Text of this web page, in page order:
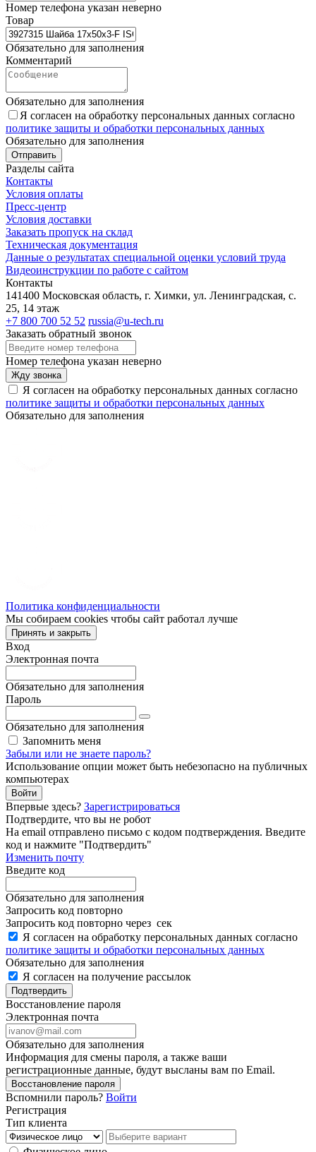
Номер телефона указан неверно
Товар
Обязательно для заполнения
Комментарий
Обязательно для заполнения
Я согласен на обработку персональных данных согласно
политике защиты и обработки персональных данных
Обязательно для заполнения
Отправить
Разделы сайта
Контакты
Условия оплаты
Пресс-центр
Условия доставки
Заказать пропуск на склад
Техническая документация
Данные о результатах специальной оценки условий труда
Видеоинструкции по работе с сайтом
Контакты
141400 Московская область, г. Химки, ул. Ленинградская, с.
25, 14 этаж
+7 800 700 52 52 russia@u-tech.ru
Заказать обратный звонок
Номер телефона указан неверно
Жду звонка
Я согласен на обработку персональных данных согласно
политике защиты и обработки персональных данных
Обязательно для заполнения
Политика конфиденциальности
Мы собираем cookies чтобы сайт работал лучше
Принять и закрыть
Вход
Электронная почта
Обязательно для заполнения
Пароль
Обязательно для заполнения
Запомнить меня
Забыли или не знаете пароль?
Использование опции может быть небезопасно на публичных
компьютерах
Войти
Впервые здесь? Зарегистрироваться
Подтвердите, что вы не робот
Ha email отправлено письмо с кодом подтверждения. Введите
код и нажмите "Подтвердить"
Изменить почту
Введите код
Обязательно для заполнения
Запросить код повторно
Запросить код повторно через сек
Я согласен на обработку персональных данных согласно
политике защиты и обработки персональных данных
Обязательно для заполнения
Я согласен на получение рассылок
Подтвердить
Восстановление пароля
Электронная почта
Обязательно для заполнения
Информация для смены пароля, а также ваши
регистрационные данные, будут высланы вам по Email.
Восстановление пароля
Вспомнили пароль? Войти
Регистрация
Тип клиента